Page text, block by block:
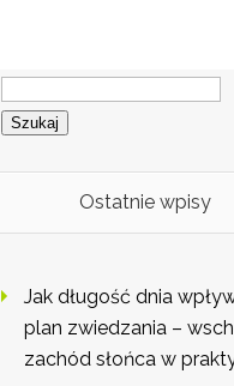
Szukaj:
Ostatnie wpisy
Jak długość dnia
plan zwiedzania –
zachód słońca w